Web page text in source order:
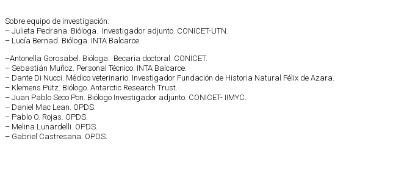
Sobre equipo de investigación:
– Julieta Pedrana. Bióloga. Investigador adjunto. CONICET-UTN.
– Lucía Bernad. Bióloga. INTA Balcarce.
–Antonella Gorosabel. Bióloga. Becaria doctoral. CONICET.
– Sebastián Muñoz. Personal Técnico. INTA Balcarce.
– Dante Di Nucci. Médico veterinario. Investigador Fundación de Historia Natural Félix de Azara.
– Klemens Pütz. Biólogo. Antarctic Research Trust.
– Juan Pablo Seco Pon. Biólogo Investigador adjunto. CONICET- IIMYC.
– Daniel Mac Lean. OPDS.
– Pablo O. Rojas. OPDS.
– Melina Lunardelli. OPDS.
– Gabriel Castresana. OPDS.